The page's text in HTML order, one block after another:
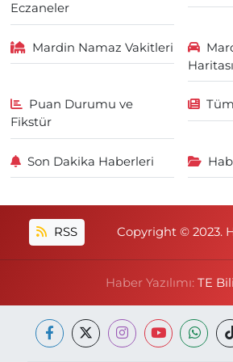
Eczaneler
Mardin Namaz Vakitleri
Haritası
Puan Durumu ve
Fikstür
Son Dakika Haberleri
RSS Copyright © 2023.
Haber Yazılımı: TE